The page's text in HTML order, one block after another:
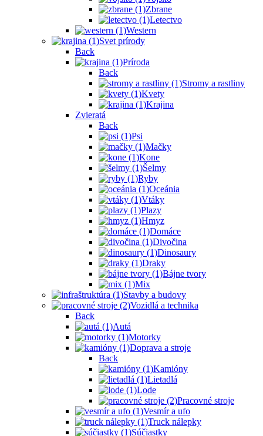
Zbrane
Letectvo
Western
Svet prírody
Back
Príroda
Back
Stromy a rastliny
Kvety
Krajina
Zvieratá
Back
Psi
Mačky
Kone
Šelmy
Ryby
Oceánia
Vtáky
Plazy
Hmyz
Domáce
Divočina
Dinosaury
Draky
Bájne tvory
Mix
Stavby a budovy
Vozidlá a technika
Back
Autá
Motorky
Doprava a stroje
Back
Kamióny
Lietadlá
Lode
Pracovné stroje
Vesmír a ufo
Truck nálepky
Súčiastky